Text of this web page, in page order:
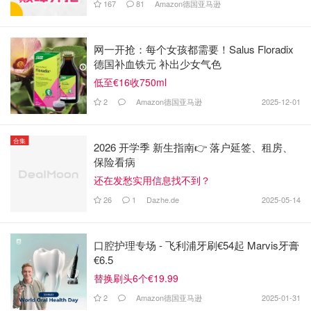
167 81 Amazon德国亚马逊
网一开抢：每个女孩都需要！Salus Floradix
德国补血铁元 补出少女气色
低至€16收750ml
2 Amazon德国亚马逊 2025-12-01
合集
2026 开学季 新生指南👉 落户延签、租房、
保险看病
还在发愁实用信息找不到？
26 1 Dazhe.de 2025-05-14
口腔护理专场 - 飞利浦牙刷€54起 Marvis牙膏
€6.5
替换刷头6个€19.99
2 Amazon德国亚马逊 2025-01-31